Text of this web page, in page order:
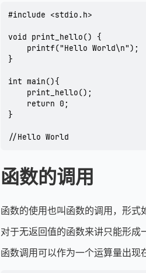
#include <stdio.h>
void print_hello() {
}
int main(){
}
//Hello World
函数的调用
函数的使用也叫函数的调用，形式
对于无返回值的函数来讲只能形成
函数调用可以作为一个运算量出